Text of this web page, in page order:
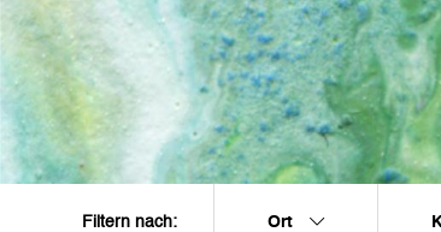
Filtern nach: Ort